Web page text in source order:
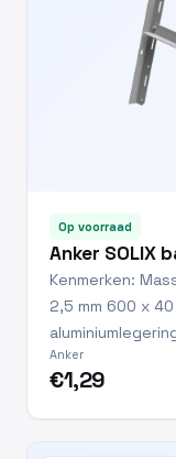
Op voorraad
Anker SOLIX
Kenmerken:
2,5 mm 600 x
Anker
€1,29